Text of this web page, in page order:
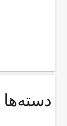
دسته‌ها